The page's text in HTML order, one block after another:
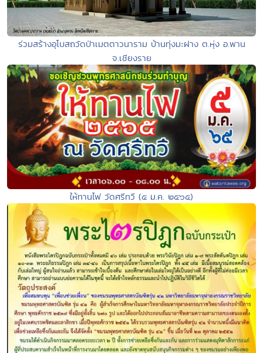
ร่วมสร้างอุโบสถวัดป่าเมตตาวนาราม บ้านทุ่งมะฝาง ต.หุ่ง อ.พาน
จ.เชียงราย
ให้ทานไฟ วัดศรีทวี (๕ ม.ค. ๒๕๖๕)